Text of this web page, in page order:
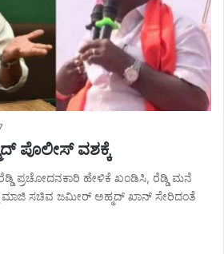
ಪೊಲೀಸ್ ವಶಕ್ಕೆ
ಪ್ರಚೋದನಕಾರಿ ಹೇಳಿಕೆ ಖಂಡಿಸಿ, ರೆಡ್ಡಿ ಮನೆ
ಮಾಜಿ ಸಚಿವ ಜಮೀರ್ ಅಹ್ಮದ್ ಖಾನ್ ಸೇರಿದಂತೆ